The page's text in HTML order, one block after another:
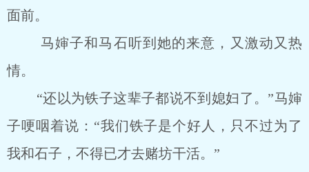
面前。
马婶子和马石听到她的来意，又激动又热
情。
“还以为铁子这辈子都说不到媳妇了。”马婶
子哽咽着说：“我们铁子是个好人，只不过为了
我和石子，不得已才去赌坊干活。”